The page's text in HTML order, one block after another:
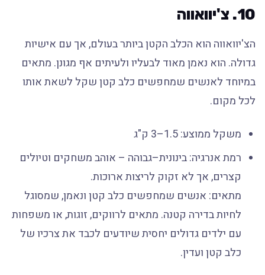
10. צ'יוואווה
הצ'יוואווה הוא הכלב הקטן ביותר בעולם, אך עם אישיות
גדולה. הוא נאמן מאוד לבעליו ולעיתים אף מגונן. מתאים
במיוחד לאנשים שמחפשים כלב קטן שקל לשאת אותו
לכל מקום.
משקל ממוצע: 1.5–3 ק"ג
רמת אנרגיה: בינונית–גבוהה – אוהב משחקים וטיולים
קצרים, אך לא זקוק לריצות ארוכות.
מתאים: אנשים שמחפשים כלב קטן ונאמן, שמסוגל
לחיות בדירה קטנה. מתאים לרווקים, זוגות, או משפחות
עם ילדים גדולים יחסית שיודעים לכבד את צרכיו של
כלב קטן ועדין.